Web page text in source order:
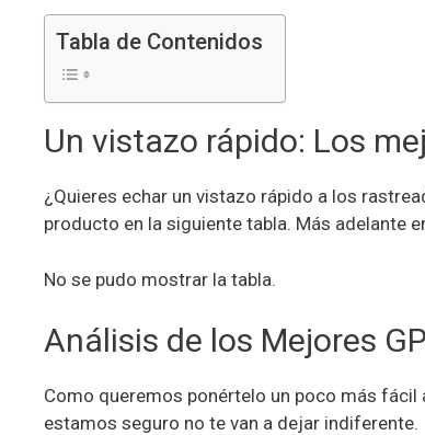
Tabla de Contenidos
Un vistazo rápido: Los
¿Quieres echar un vistazo rápido a los
producto en la siguiente tabla. Más adelante
No se pudo mostrar la tabla.
Análisis de los Mejores
Como queremos ponértelo un poco más fácil
estamos seguro no te van a dejar indiferente.